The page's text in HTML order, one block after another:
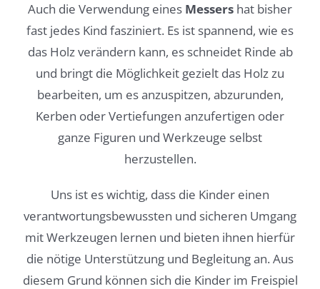
Auch die Verwendung eines Messers hat bisher
fast jedes Kind fasziniert. Es ist spannend, wie es
das Holz verändern kann, es schneidet Rinde ab
und bringt die Möglichkeit gezielt das Holz zu
bearbeiten, um es anzuspitzen, abzurunden,
Kerben oder Vertiefungen anzufertigen oder
ganze Figuren und Werkzeuge selbst
herzustellen.
Uns ist es wichtig, dass die Kinder einen
verantwortungsbewussten und sicheren Umgang
mit Werkzeugen lernen und bieten ihnen hierfür
die nötige Unterstützung und Begleitung an. Aus
diesem Grund können sich die Kinder im Freispiel